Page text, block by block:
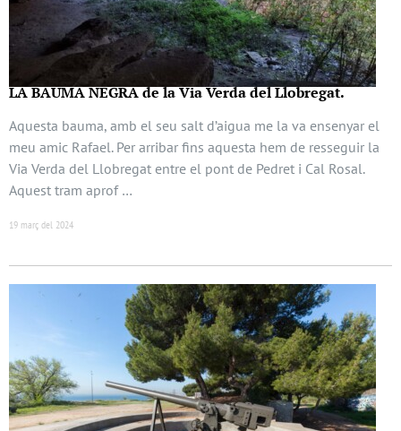
LA BAUMA NEGRA de la Via Verda del Llobregat.
Aquesta bauma, amb el seu salt d’aigua me la va ensenyar el
meu amic Rafael. Per arribar fins aquesta hem de resseguir la
Via Verda del Llobregat entre el pont de Pedret i Cal Rosal.
Aquest tram aprof …
19 març del 2024